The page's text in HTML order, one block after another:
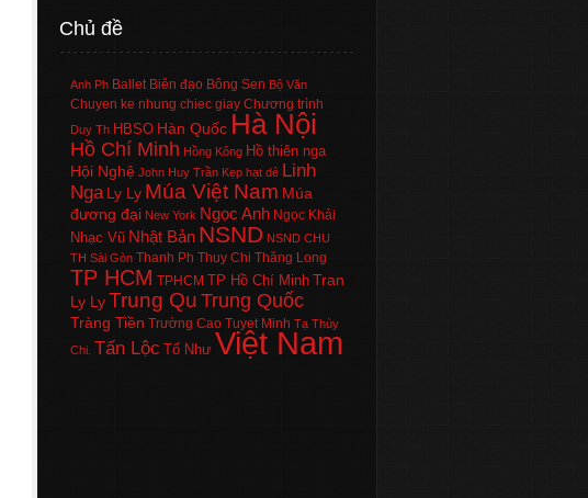
Chủ đề
Anh Ph Ballet Biên đạo Bông Sen Bộ Văn
Chuyen ke nhung chiec giay Chương trình
Duy Th HBSO Hàn Quốc Hà Nội
Hồ Chí Minh Hồng Kông Hồ thiên nga
Hội Nghệ John Huy Trần Kẹp hạt dẻ Linh
Nga Ly Ly Múa Việt Nam Múa
đương đại New York Ngọc Anh Ngọc Khải
Nhạc Vũ Nhật Bản NSND NSND CHU
TH Sài Gòn Thanh Ph Thuy Chi Thăng Long
TP HCM TPHCM TP Hồ Chí Minh Tran
Ly LyTrung Qu Trung Quốc
Tràng Tiền Trường Cao Tuyet Minh Tạ Thùy
Chi. Tấn Lộc Tố Như Việt Nam